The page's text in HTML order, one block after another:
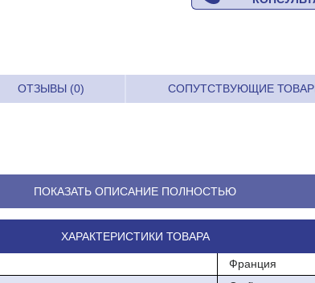
ОТЗЫВЫ (0) СОПУТСТВУЮЩИЕ
ПОКАЗАТЬ ОПИСАНИЕ ПОЛНОСТЬЮ
ХАРАКТЕРИСТИКИ ТОВАРА
Франция